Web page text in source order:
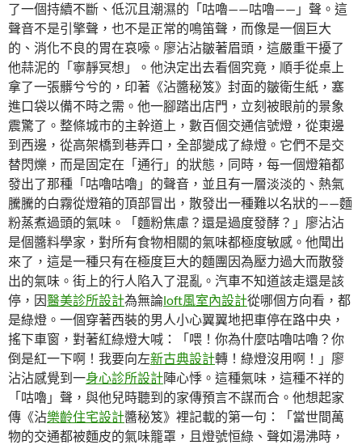
了一個持續不斷、低沉且潮濕的「咕嚕——咕嚕——」聲。這
聲音不是引擎聲，也不是正常的鳴笛聲，而像是一個巨大
的、消化不良的胃在哀嚎。廖沾沾皺著眉頭，這嚴重干擾了
他蒜泥的「寧靜冥想」。他決定出去看個究竟，順手從桌上
拿了一張髒兮兮的，印著《沾醬秘笈》封面的皺衛生紙，塞
進口袋以備不時之需。他一腳踏出店門，立刻被眼前的景象
震驚了。整條城市的主幹道上，數百個交通信號燈，從東邊
到西邊，從高架橋到巷弄口，全部變成了綠燈。它們不是交
替閃爍，而是固定在「通行」的狀態，同時，每一個燈箱都
發出了那種「咕嚕咕嚕」的聲音，並且有一層淡淡的、熱氣
騰騰的白霧從燈箱的頂部冒出，散發出一種難以名狀的——麵
粉蒸煮過頭的氣味。「麵粉焦慮？還是過度發酵？」廖沾沾
是個醬料學家，對所有食物相關的氣味都極度敏感。他聞出
來了，這是一種只有在極度巨大的麵團因為壓力過大而散發
出的氣味。街上的行人陷入了混亂。汽車不知道該走還是該
停，因醫美診所設計為無論loft風室內設計從哪個方向看，都
是綠燈。一個穿著西裝的男人小心翼翼地把車停在路中央，
搖下車窗，對著紅綠燈大喊：「喂！你為什麼咕嚕咕嚕？你
倒是紅一下啊！我要向左新古典設計轉！綠燈沒用啊！」廖
沾沾感覺到一身心診所設計陣心悸。這種氣味，這種不祥的
「咕嚕」聲，與他兒時聽到的家傳預言不謀而合。他想起家
傳《沾樂齡住宅設計醬秘笈》裡記載的第一句：「當世間萬
物的交通都被麵皮的氣味籠罩，且燈號恒綠、聲如湯沸時，